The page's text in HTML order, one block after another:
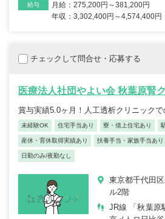
給与
月給：275,200円～381,200円
年収：3,302,400円～4,574,400円
チェックして問合せ・応募する
医療法人社団やよい会 秋葉原腎
賞与実績5.0ヶ月！人工透析クリニック
未経験OK 住宅手当あり 寮・借上住宅あり
産休・育休取得実績あり 扶養手当・家族手当あり
日勤のみ/夜勤なし
東京都千代田
ル2階
JR線 「秋葉原